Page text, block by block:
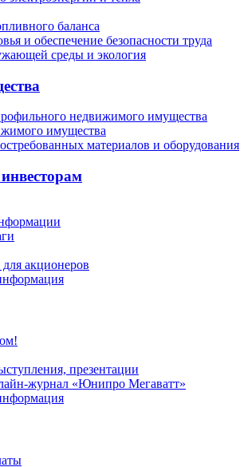
баланса
и обеспечение безопасности труда
среды и экология
недвижимого имущества
имущества
материалов и оборудования
акционеров
презентации
журнал «Юнипро Мегаватт»